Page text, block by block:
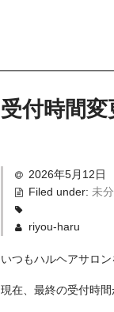
受付時間
2026年5月12日
Filed under: 未
riyou-haru
いつもハルヘアサロ
現在、最終の受付時